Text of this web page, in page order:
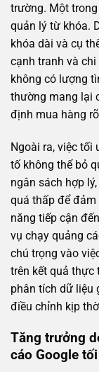
trường. Một
quản lý từ khóa.
khóa dài và cụ
cạnh tranh và
không có lượng
thường mang lại
định mua hàng
Ngoài ra, việc tối
tố không thể bỏ
ngân sách hợp
quá thấp để đảm
năng tiếp cận
vụ chạy quảng
chú trọng vào
trên kết quả thực
phân tích dữ liệu
điều chỉnh kịp
Tăng trưởng
cáo Google